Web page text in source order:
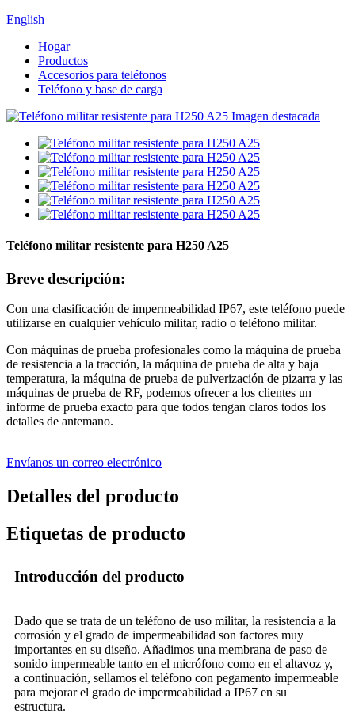
English
Hogar
Productos
Accesorios para teléfonos
Teléfono y base de carga
Teléfono militar resistente para H250 A25
Breve descripción:
Con una clasificación de impermeabilidad IP67, este teléfono puede
utilizarse en cualquier vehículo militar, radio o teléfono militar.
Con máquinas de prueba profesionales como la máquina de prueba
de resistencia a la tracción, la máquina de prueba de alta y baja
temperatura, la máquina de prueba de pulverización de pizarra y las
máquinas de prueba de RF, podemos ofrecer a los clientes un
informe de prueba exacto para que todos tengan claros todos los
detalles de antemano.
Envíanos un correo electrónico
Detalles del producto
Etiquetas de producto
Introducción del producto
Dado que se trata de un teléfono de uso militar, la resistencia a la
corrosión y el grado de impermeabilidad son factores muy
importantes en su diseño. Añadimos una membrana de paso de
sonido impermeable tanto en el micrófono como en el altavoz y,
a continuación, sellamos el teléfono con pegamento impermeable
para mejorar el grado de impermeabilidad a IP67 en su
estructura.